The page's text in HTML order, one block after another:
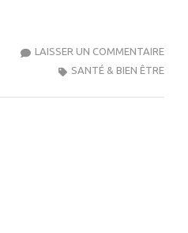
LAISSER UN COMMENTAIRE
SANTÉ & BIEN ÊTRE